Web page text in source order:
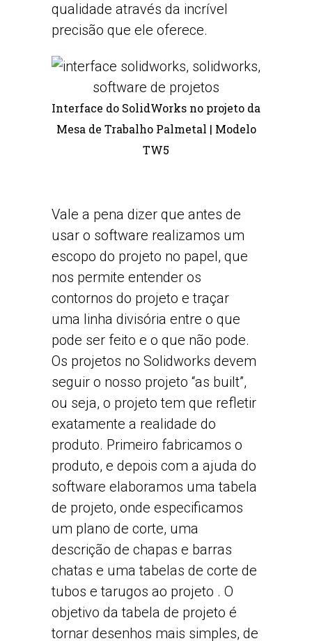
qualidade através da incrível
precisão que ele oferece.
Interface do SolidWorks no projeto da
Mesa de Trabalho Palmetal | Modelo
TW5
Vale a pena dizer que antes de
usar o software realizamos um
escopo do projeto no papel, que
nos permite entender os
contornos do projeto e traçar
uma linha divisória entre o que
pode ser feito e o que não pode.
Os projetos no Solidworks devem
seguir o nosso projeto “as built”,
ou seja, o projeto tem que refletir
exatamente a realidade do
produto. Primeiro fabricamos o
produto, e depois com a ajuda do
software elaboramos uma tabela
de projeto, onde especificamos
um plano de corte, uma
descrição de chapas e barras
chatas e uma tabelas de corte de
tubos e tarugos ao projeto . O
objetivo da tabela de projeto é
tornar desenhos mais simples, de